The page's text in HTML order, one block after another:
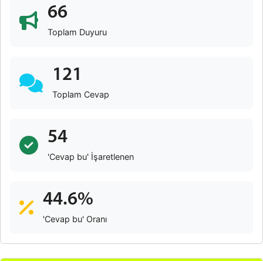
66
Toplam Duyuru
121
Toplam Cevap
54
'Cevap bu' İşaretlenen
44.6%
'Cevap bu' Oranı